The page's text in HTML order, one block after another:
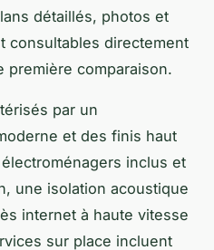
détaillés, photos et
consultables directement
première comparaison.
par un
et des finis haut
inclus et
une isolation acoustique
internet à haute vitesse
sur place incluent